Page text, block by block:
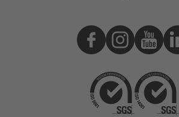
FacebookInstagramYoutube